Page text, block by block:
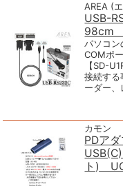
AREA (
USB-
98cm
パソコ
COMポ
【SD-
接続する
ーダー
カモン
PDア
ト)